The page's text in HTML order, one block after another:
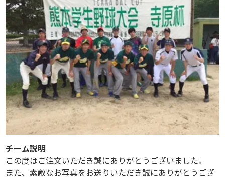
チーム説明
この度はご注文いただき誠にありがとうございました。
また、素敵なお写真をお送りいただき誠にありがとうござ